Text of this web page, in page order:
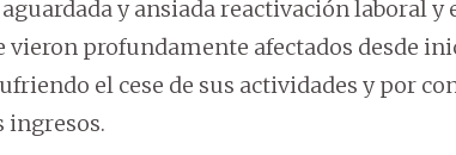
y ansiada reactivación laboral y
vieron profundamente afectados desde
el cese de sus actividades y por
ingresos.